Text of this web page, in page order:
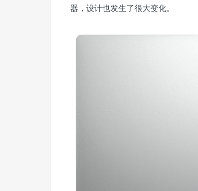
器，设计也发生了很大变化。